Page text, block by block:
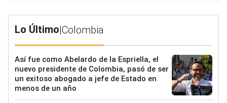
Lo Último|Colombia
Así fue como Abelardo de la Espriella, el
nuevo presidente de Colombia, pasó de ser
un exitoso abogado a jefe de Estado en
menos de un año